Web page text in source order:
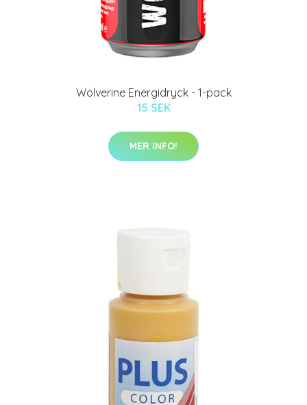
Wolverine Energidryck - 1-pack
15 SEK
MER INFO!